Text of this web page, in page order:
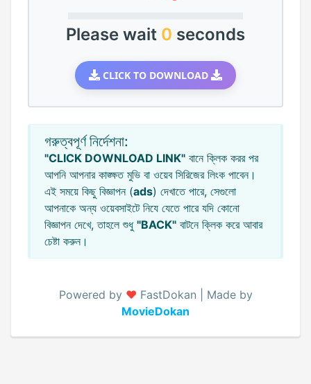
Please wait 0 seconds
CLICK TO DOWNLOAD
গরুত্বপূর্ণ নির্দেশনা:
"CLICK DOWNLOAD LINK" বানে ক্লিক করর পর
আপনি আপনার কাঙ্ক্ষত মুভি বা ওয়েব সিরিজের লিংক পাবেন।
এই সময়ে কিছু বিজ্ঞাপন (ads) দেখাতে পারে, সেগুলো
আপনাকে অন্য ওয়েবসাইটে নিযে যেতে পারে যদি কোনো
বিজ্ঞাপন দেখে, তাহলে শুধু "BACK" বাটনে ক্লিক করে আবার
চেষ্টা করুন।
Powered by ♥️ FastDokan | Made by
MovieDokan